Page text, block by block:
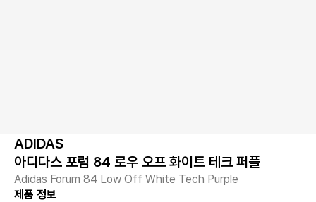
ADIDAS
아디다스 포럼 84 로우 오프 화이트 테크 퍼플
Adidas Forum 84 Low Off White Tech Purple
제품 정보